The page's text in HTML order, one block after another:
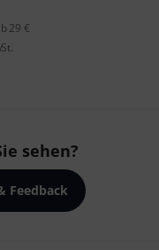
29 €
sehen?
Feedback